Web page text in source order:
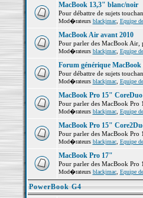
MacBook 13,3" blanc/noir
Pour débattre de sujets
Mod�rateurs blackjmac, Equipe
MacBook Air avant 2010
Pour parler des MacBook Air,
Mod�rateurs blackjmac, Equipe
Forum générique MacBook
Pour débattre de sujets
Mod�rateurs blackjmac, Equipe
MacBook Pro 15" CoreDuo
Pour parler des MacBook Pro
Mod�rateurs blackjmac, Equipe
MacBook Pro 15"
Pour parler des MacBook Pro
Mod�rateurs blackjmac, Equipe
MacBook Pro 17"
Pour parler des MacBook Pro
Mod�rateurs blackjmac, Equipe
PowerBook G4